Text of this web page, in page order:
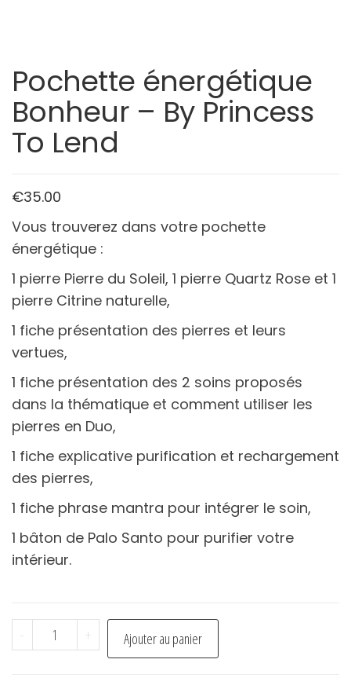
Pochette énergétique
Bonheur – By Princess
To Lend
€35.00
Vous trouverez dans votre pochette
énergétique :
1 pierre Pierre du Soleil, 1 pierre Quartz Rose et 1
pierre Citrine naturelle,
1 fiche présentation des pierres et leurs
vertues,
1 fiche présentation des 2 soins proposés
dans la thématique et comment utiliser les
pierres en Duo,
1 fiche explicative purification et rechargement
des pierres,
1 fiche phrase mantra pour intégrer le soin,
1 bâton de Palo Santo pour purifier votre
intérieur.
-
quantité
de
+ Ajouter au panier